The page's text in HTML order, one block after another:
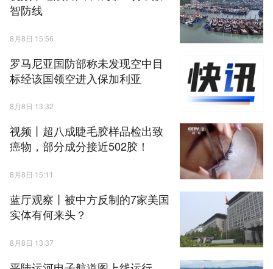
智防线
8月8日 15:56
罗马尼亚国防部称未发现空中目
标经该国领空进入保加利亚
8月8日 13:32
视频丨超八成睫毛胶样品检出致
癌物，部分成分接近502胶！
8月8日 15:11
蓝厅观察丨被中方反制的7家美国
实体有何来头？
8月8日 13:37